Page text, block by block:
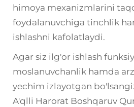
himoya mexanizmlarini
foydalanuvchiga tinchlik
ishlashni kafolatlaydi.
Agar siz ilg'or ishlash
moslanuvchanlik hamda
yechim izlayotgan
A'qlli Harorat Boshqaruv